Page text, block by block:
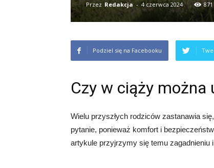
Przez Redakcja - 4 czerwca 2024 871
Podziel się na Facebooku
Czy w ciąży można
Wielu przyszłych rodziców zastanawia
pytanie, ponieważ komfort i
artykule przyjrzymy się temu zagadnieniu